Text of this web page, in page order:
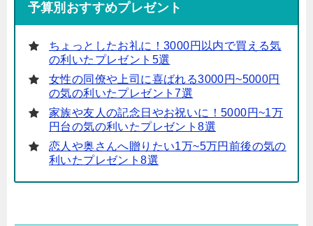
予算別おすすめプレゼント
ちょっとしたお礼に！3000円以内で買える気
の利いたプレゼント5選
女性の同僚や上司に喜ばれる3000円~5000円
の気の利いたプレゼント7選
家族や友人の記念日やお祝いに！5000円~1万
円台の気の利いたプレゼント8選
恋人や奥さんへ贈りたい1万~5万円前後の気の
利いたプレゼント8選